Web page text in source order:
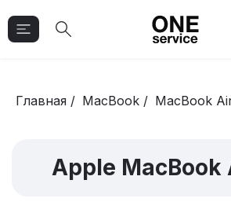
Главная / MacBook / MacBook
Apple MacBook